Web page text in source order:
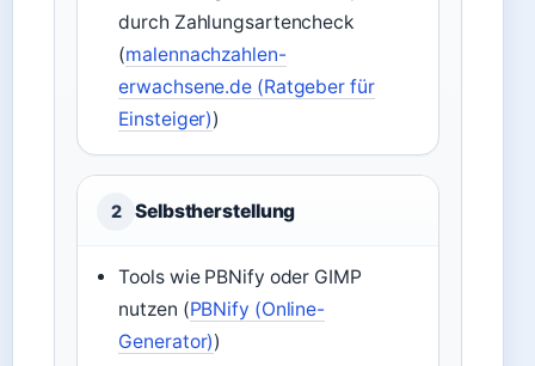
durch Zahlungsartencheck
(malennachzahlen-
erwachsene.de (Ratgeber für
Einsteiger))
2 Selbstherstellung
Tools wie PBNify oder GIMP
nutzen (PBNify (Online-
Generator))